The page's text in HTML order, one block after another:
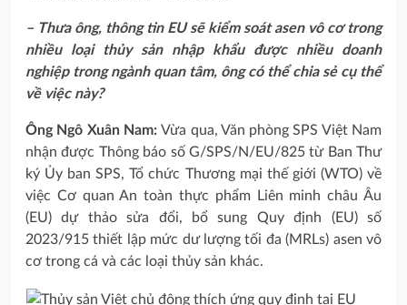
– Thưa ông, thông tin EU sẽ kiểm soát asen vô cơ trong
nhiều loại thủy sản nhập khẩu được nhiều doanh
nghiệp trong ngành quan tâm, ông có thể chia sẻ cụ thể
về việc này?
Ông Ngô Xuân Nam:Vừa qua, Văn phòng SPS Việt Nam
nhận được Thông báo số G/SPS/N/EU/825 từ Ban Thư
ký Ủy ban SPS, Tổ chức Thương mại thế giới (WTO) về
việc Cơ quan An toàn thực phẩm Liên minh châu Âu
(EU) dự thảo sửa đổi, bổ sung Quy định (EU) số
2023/915 thiết lập mức dư lượng tối đa (MRLs) asen vô
cơ trong cá và các loại thủy sản khác.